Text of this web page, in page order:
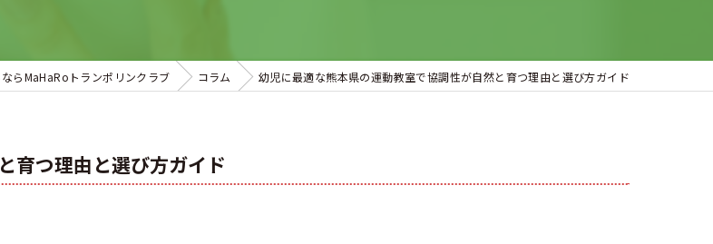
らMaHaRoトランポリンクラブ コラム 幼児に最適な熊本県の運動教室で協調性が自然と育つ理由と選び方ガイド
育つ理由と選び方ガイド